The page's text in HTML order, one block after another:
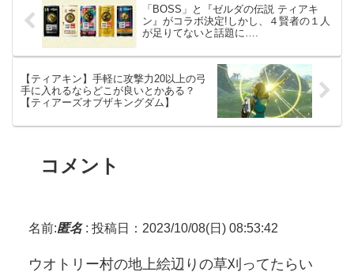
「BOSS」と『ゼルダの伝説 ティアキ
ン』がコラボ決定!しかし、４賢者の１人
が足りてないと話題に….
【ティアキン】手軽に攻撃力20以上の弓
手に入れるならどこが良いとかある？
【ティアーズオブザキングダム】
コメント
名前:匿名: 投稿日：2023/10/08(日) 08:53:42
ウオトリー村の地上絵辺りの草刈ってたらい